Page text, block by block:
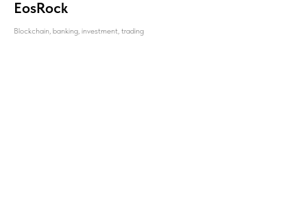
EosRock
Blockchain, banking, investment, trading